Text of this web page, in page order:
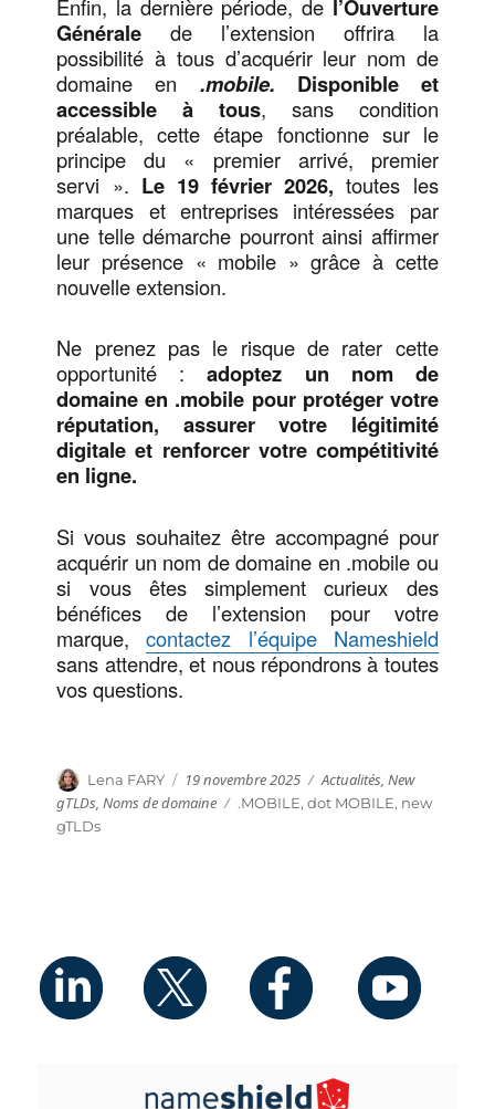
Enfin, la dernière période, de l’Ouverture
Généralede l’extension offrira la
possibilité à tous d’acquérir leur nom de
domaine en .mobile. Disponible et
accessible
à tous, sans condition
préalable, cette étape fonctionne sur le
principe du « premier arrivé, premier
servi ». Le 19 février 2026, toutes les
marques et entreprises intéressées par
une telle démarche pourront ainsi affirmer
leur présence « mobile » grâce à cette
nouvelle extension.
Ne prenez pas le risque de rater cette
opportunité :adoptez un nom de
domaine en .mobile pour protéger votre
réputation, assurer votre légitimité
digitale et renforcer votre compétitivité
en ligne.
Si vous souhaitez être accompagné pour
acquérir un nom de domaine en .mobile ou
si vous êtes simplement curieux des
bénéfices de l’extension pour votre
marque,contactez l’équipe Nameshield
sans attendre, et nous répondrons à toutes
vos questions.
Auteur
Lena FARY Publié
le
19 novembre 2025 Catégories
Actualités,New
gTLDs,Noms de domaine Étiquettes
.MOBILE,dot MOBILE, new
gTLDs